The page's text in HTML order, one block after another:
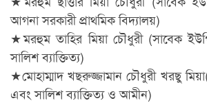
আগনা সরকারী প্রাথমিক বিদ্যালয়)
★মরহুম তাহির মিয়া চৌধুরী (সাবেক
সালিশ ব্যাক্তিত্য)
★মোহাম্মাদ খছরুজ্জামান চৌধুরী খরছু
এবং সালিশ ব্যাক্তিত্য ও আমীন)